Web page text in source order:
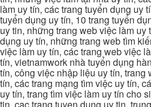
làm uy tín, các trang tuyển dụng uy
tuyển dụng uy tín, 10 trang tuyển
uy tin, những trang web việc làm uy
dụng uy tín, những trang web tìm
việc làm uy tín, các trang web việc
tín, vietnamwork nhà tuyển dụng
tín, công việc nhập liệu uy tín, trang
tín, các trang mạng tìm việc uy tín,
uy tín, trang tìm việc làm uy tín cho
tin, cac trang tuyen dung uy tin,